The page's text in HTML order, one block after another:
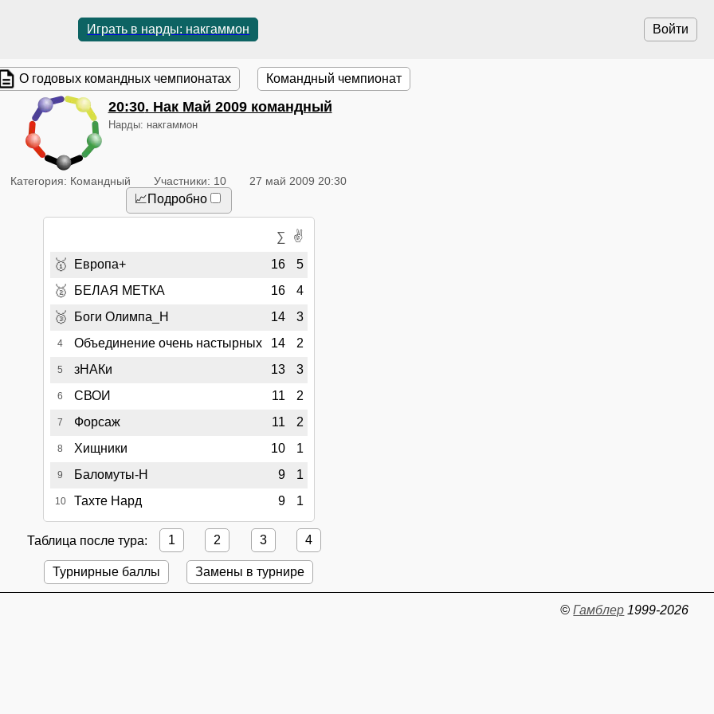
Войти
Играть в нарды: накгаммон
О годовых командных чемпионатах Командный чемпионат
20:30. Нак Май 2009 командный
Нарды: накгаммон
Категория: Командный Участники: 10 27 май 2009 20:30
📈Подробно
∑ ✌
🥇 Европа+ 16 5
🥈 БЕЛАЯ МЕТКА 16 4
🥉 Боги Олимпа_Н 14 3
4 Объединение очень настырных 14 2
5 зНАКи 13 3
6 СВОИ 11 2
7 Форсаж 11 2
8 Хищники 10 1
9 Баломуты-Н 9 1
10 Тахте Нард 9 1
Таблица после тура: 1 2 3 4
Турнирные баллы Замены в турнире
©Гамблер 1999-2026